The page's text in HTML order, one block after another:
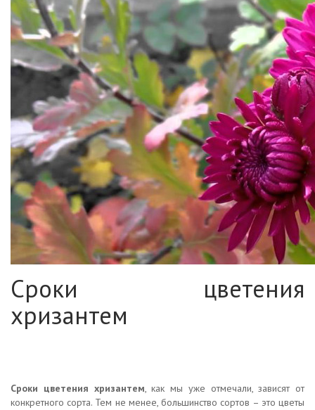
Сроки цветения
хризантем
Сроки цветения хризантем, как мы уже отмечали, зависят от
конкретного сорта. Тем не менее, большинство сортов – это цветы